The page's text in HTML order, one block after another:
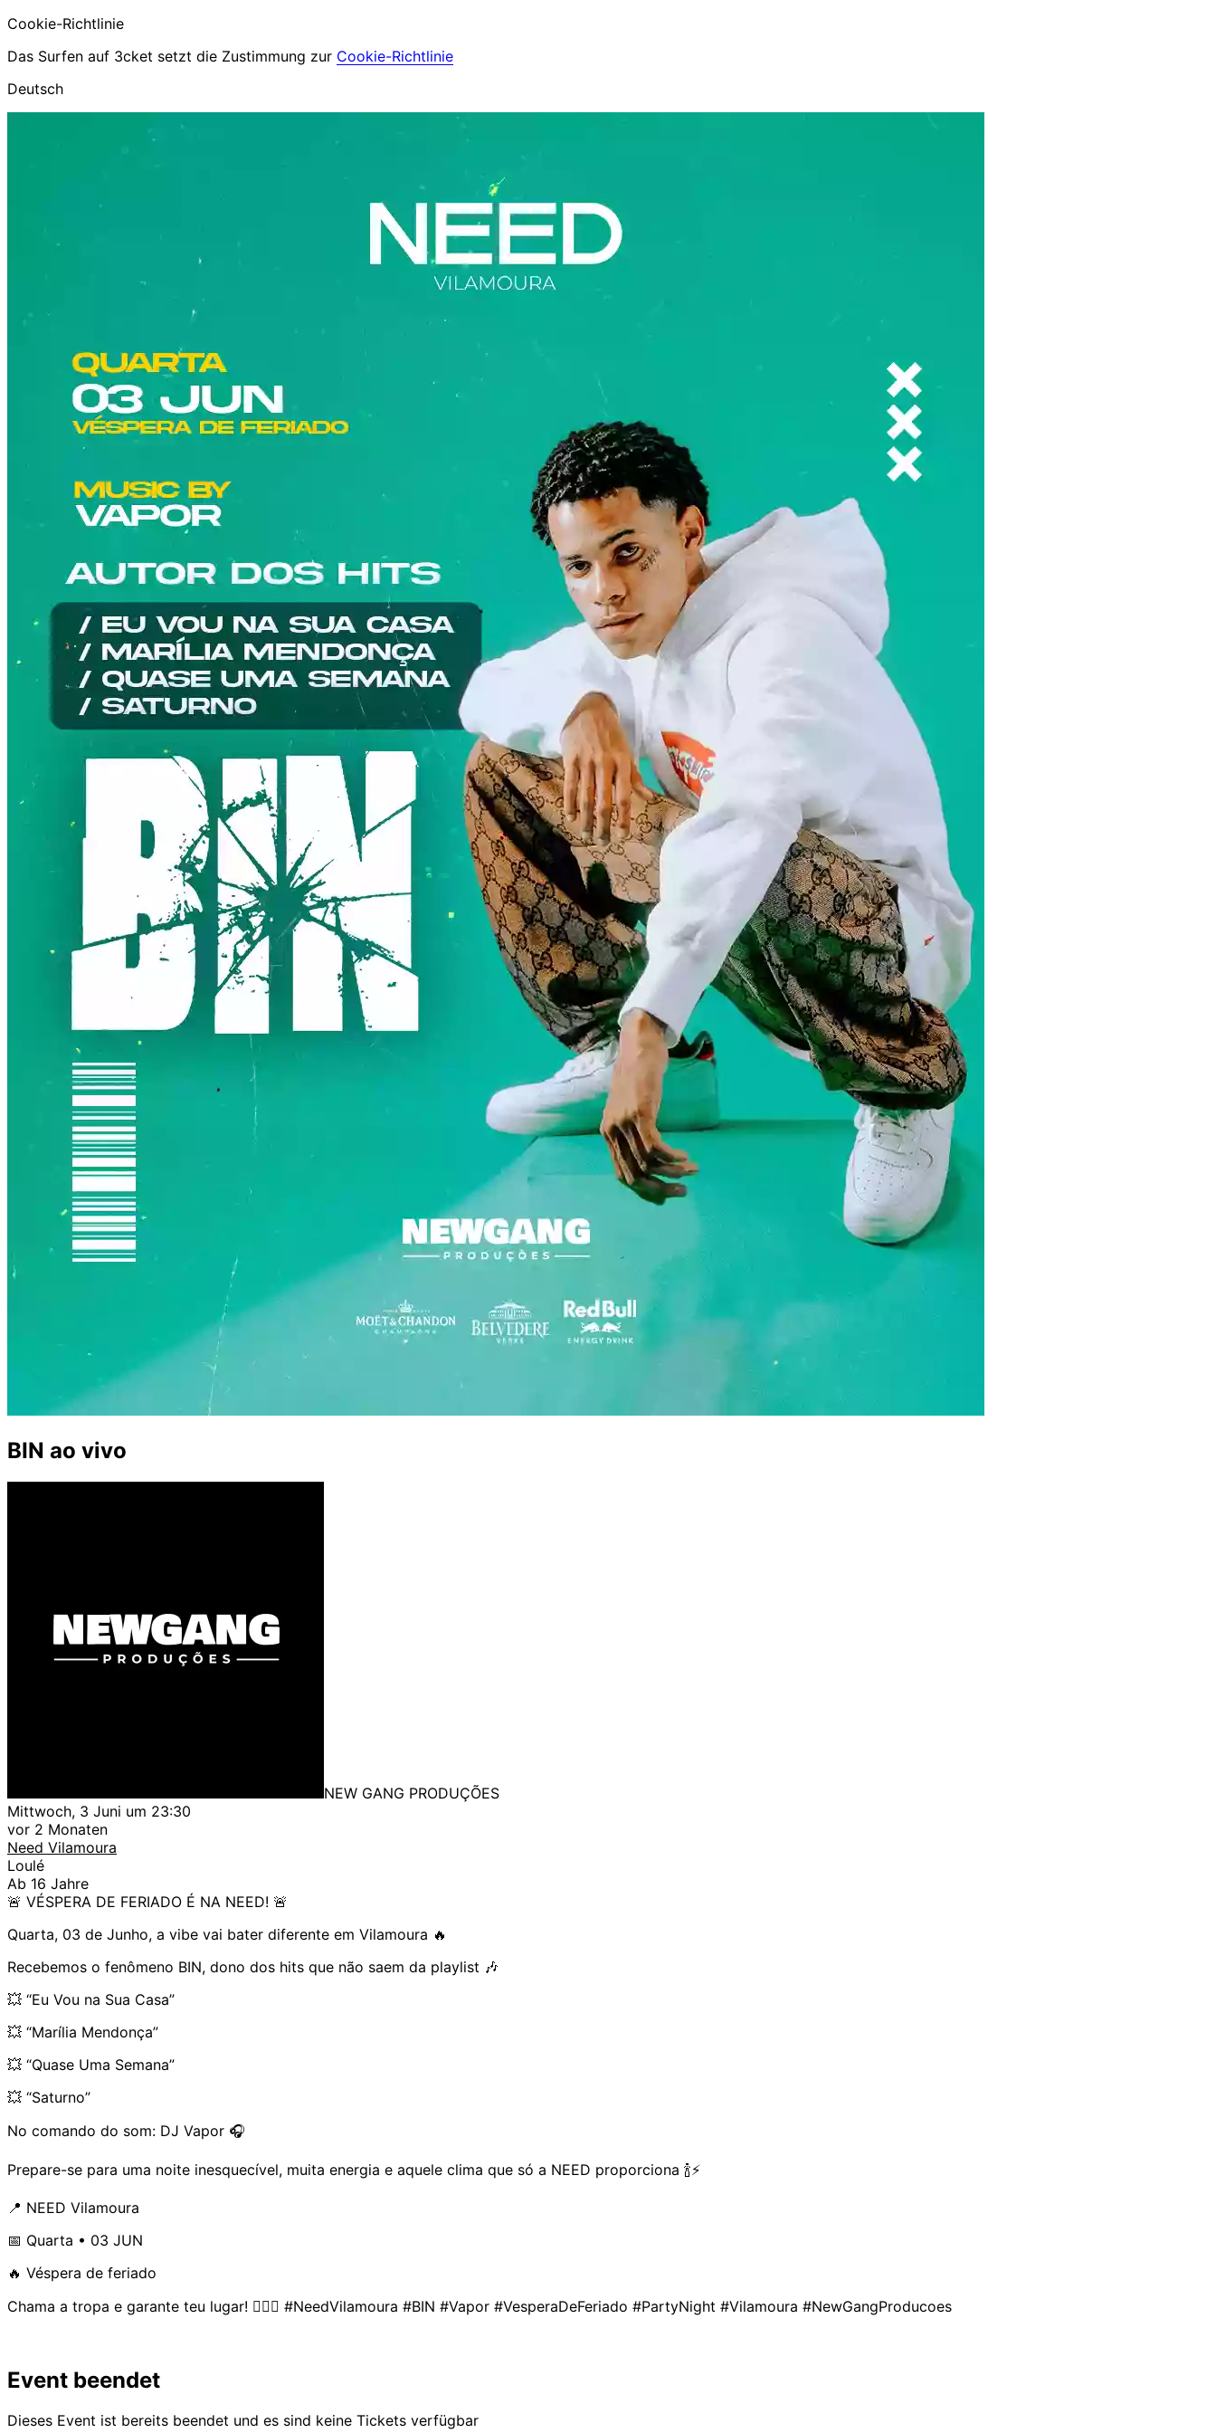
Cookie-Richtlinie
Das Surfen auf 3cket setzt die Zustimmung zur Cookie-Richtlinie
Deutsch
BIN ao vivo
NEW GANG PRODUÇÕES
Mittwoch, 3 Juni um 23:30
vor 2 Monaten
Need Vilamoura
Loulé
Ab 16 Jahre
🚨 VÉSPERA DE FERIADO É NA NEED! 🚨
Quarta, 03 de Junho, a vibe vai bater diferente em Vilamoura 🔥
Recebemos o fenômeno BIN, dono dos hits que não saem da playlist 🎶
💥 “Eu Vou na Sua Casa”
💥 “Marília Mendonça”
💥 “Quase Uma Semana”
💥 “Saturno”
No comando do som: DJ Vapor 🎧
Prepare-se para uma noite inesquecível, muita energia e aquele clima que só a NEED proporciona 🍾⚡
📍 NEED Vilamoura
📅 Quarta • 03 JUN
🔥 Véspera de feriado
Chama a tropa e garante teu lugar! 😮‍💨🍾 #NeedVilamoura #BIN #Vapor #VesperaDeFeriado #PartyNight #Vilamoura #NewGangProducoes
Event beendet
Dieses Event ist bereits beendet und es sind keine Tickets verfügbar